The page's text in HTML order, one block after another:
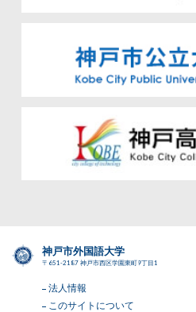
神戸市外国語大学
〒651-2187 神戸市西区学園東町9丁目1
法人情報
このサイトについて